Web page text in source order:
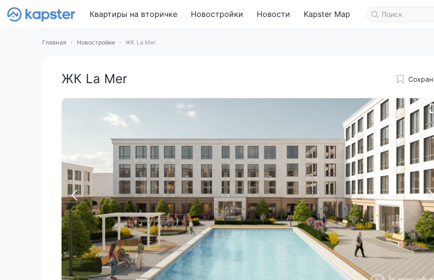
Квартиры на вторичке Новостройки Новости Kapster Map
Главная Новостройки ЖК La Mer
ЖК La Mer